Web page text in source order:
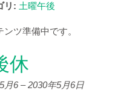
リ: 土曜午後
ンツ準備中です。
休
月6–2030年5月6日